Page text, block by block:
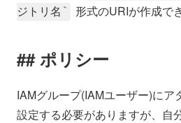
ジトリ名
形式のURIが作成で
ポリシー
IAMグループ(IAMユーザー)にア
設定する必要がありますが、自